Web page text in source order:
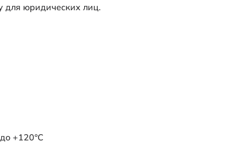
+120°C
для юридических лиц.